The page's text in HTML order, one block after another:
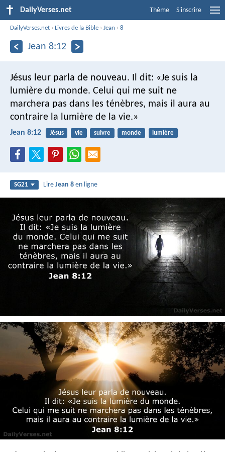
DailyVerses.net Thème S'inscrire
DailyVerses.net ›Livres de la Bible ›Jean ›8
Jean 8:12
Jésus leur parla de nouveau. Il dit: «Je suis la
lumière du monde. Celui qui me suit ne
marchera pas dans les ténèbres, mais il aura au
contraire la lumière de la vie.»
Jean 8:12 Jésus vie suivre monde lumière
SG21 LireJean 8 en ligne